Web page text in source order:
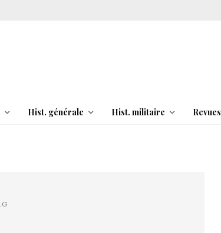
Hist. générale Hist. militaire Revues